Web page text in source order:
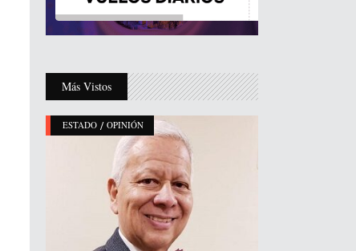
Más Vistos
ESTADO / OPINIÓN